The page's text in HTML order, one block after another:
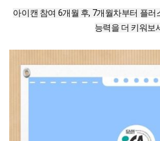
아이캔 참여 6개월 후, 7개월차부터 플
능력을 더 키워보